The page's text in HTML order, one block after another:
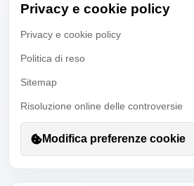
Privacy e cookie policy
Privacy e cookie policy
Politica di reso
Sitemap
Risoluzione online delle controversie
Modifica preferenze cookie